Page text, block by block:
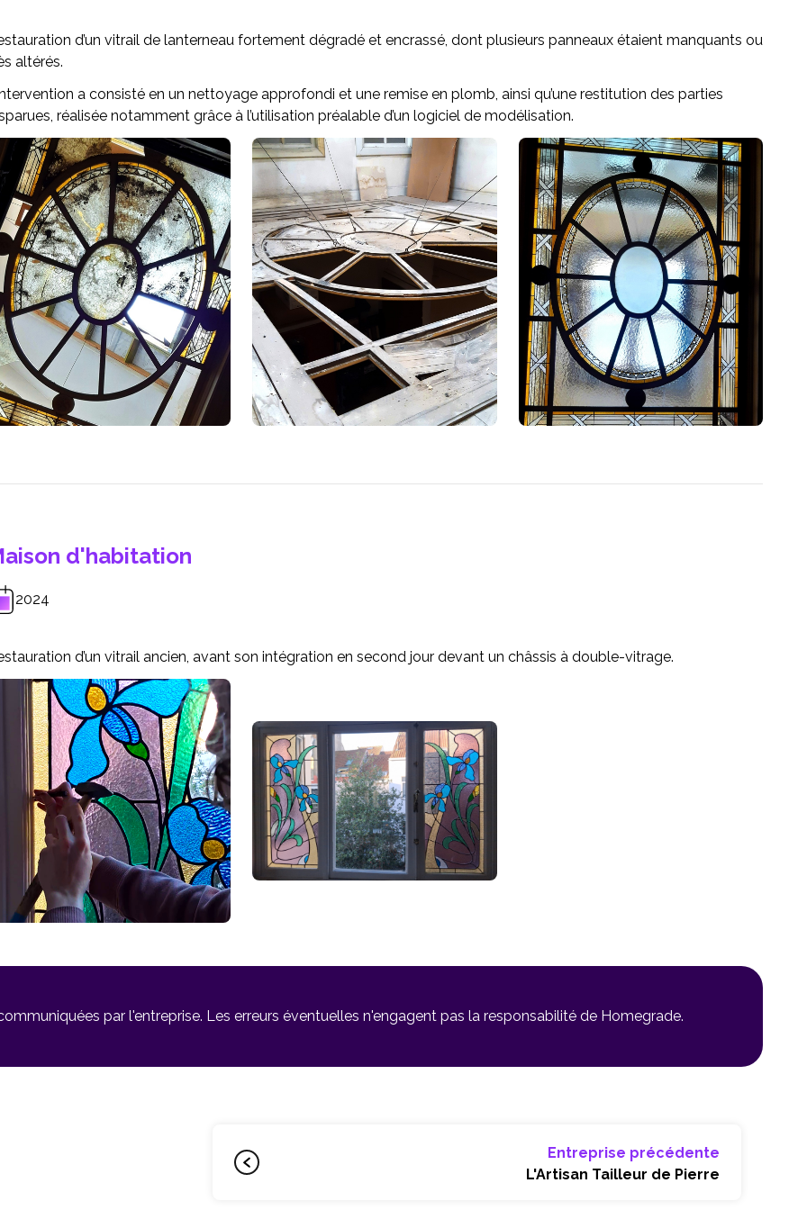
d’un vitrail de lanterneau fortement dégradé et encrassé, dont plusieurs panneaux étaient manquants ou
altérés.
a consisté en un nettoyage approfondi et une remise en plomb, ainsi qu’une restitution des parties
réalisée notamment grâce à l’utilisation préalable d’un logiciel de modélisation.
d'habitation
2024
d’un vitrail ancien, avant son intégration en second jour devant un châssis à double-vitrage.
par l'entreprise. Les erreurs éventuelles n'engagent pas la responsabilité de Homegrade.
Entreprise précédente
L'Artisan Tailleur de Pierre